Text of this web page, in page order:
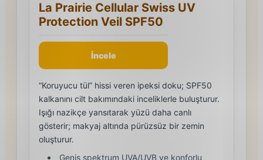
La Prairie Cellular Swiss UV
Protection Veil SPF50
İncele
“Koruyucu tül” hissi veren ipeksi doku; SPF50
kalkanını cilt bakımındaki inceliklerle buluşturur.
Işığı nazikçe yansıtarak yüzü daha canlı
gösterir; makyaj altında pürüzsüz bir zemin
oluşturur.
Geniş spektrum UVA/UVB ve konforlu